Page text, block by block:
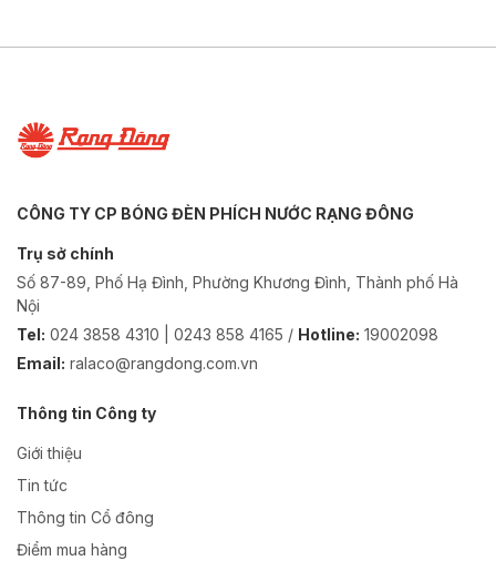
CÔNG TY CP BÓNG ĐÈN PHÍCH NƯỚC RẠNG ĐÔNG
Trụ sở chính
Số 87-89, Phố Hạ Đình, Phường Khương Đình, Thành phố Hà
Nội
Tel: 024 3858 4310 | 0243 858 4165 / Hotline: 19002098
Email: ralaco@rangdong.com.vn
Thông tin Công ty
Giới thiệu
Tin tức
Thông tin Cổ đông
Điểm mua hàng